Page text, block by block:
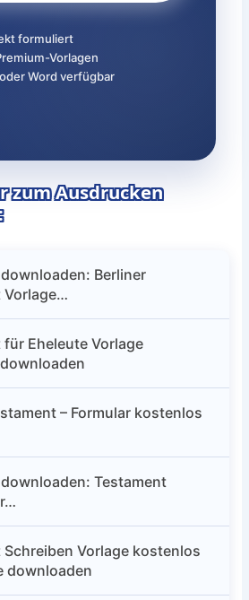
formuliert
Vorlagen
Word verfügbar
zum Ausdrucken
Berliner
Vorlage…
für Eheleute Vorlage
– Formular kostenlos
Testament
Schreiben Vorlage kostenlos
downloaden